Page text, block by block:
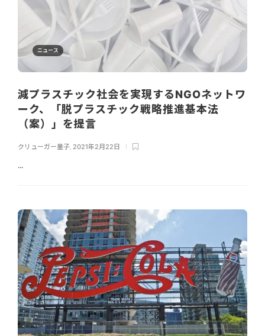
ニュース
減プラスチック社会を実現するNGOネットワ
ーク、「脱プラスチック戦略推進基本法
（案）」を提言
クリューガー量子 2021年2月22日
...